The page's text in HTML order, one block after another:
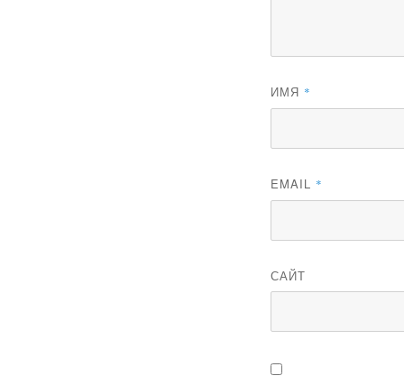
ИМЯ *
EMAIL *
САЙТ